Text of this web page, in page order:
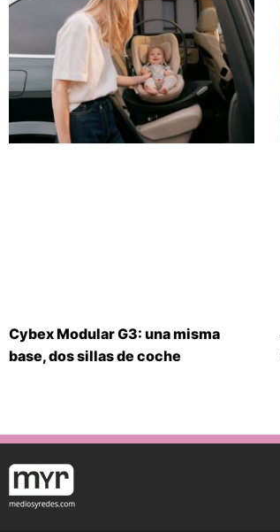
Cybex Modular G3: una misma
base, dos sillas de coche